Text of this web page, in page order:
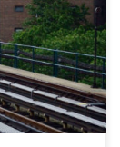
de
las
enfrenten al
cultura. […]